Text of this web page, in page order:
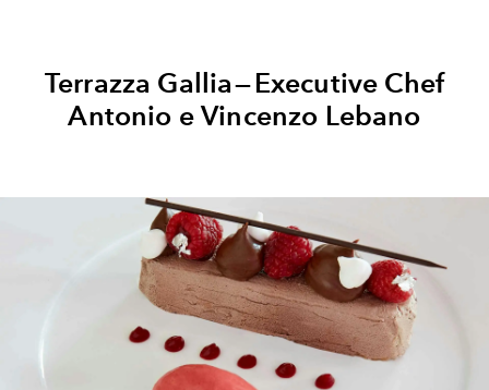
Terrazza Gallia — Executive Chef
Antonio e Vincenzo Lebano